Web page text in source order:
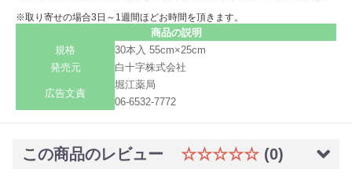
※取り寄せの場合3日～1週間ほどお時間を頂きます。
商品の説明
規格
30本入 55cm×25cm
発売元
白十字株式会社
広告文責
堀江薬局
06-6532-7772
この商品のレビュー ☆☆☆☆☆ (0)